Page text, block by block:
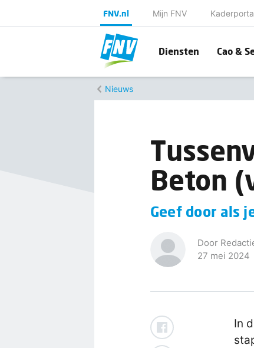
FNV.nl Mijn FNV
Diensten Cao &
Nieuws
Beton
Geef door als
Door
27 mei 2024
In